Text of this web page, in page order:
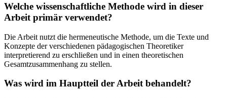
Welche wissenschaftliche Methode wird in dieser
Arbeit primär verwendet?
Die Arbeit nutzt die hermeneutische Methode, um die Texte und
Konzepte der verschiedenen pädagogischen Theoretiker
interpretierend zu erschließen und in einen theoretischen
Gesamtzusammenhang zu stellen.
Was wird im Hauptteil der Arbeit behandelt?